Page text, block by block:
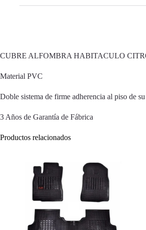
CUBRE ALFOMBRA HABITACULO
Material PVC
Doble sistema de firme adherencia al piso de
3 Años de Garantía de Fábrica
Productos relacionados